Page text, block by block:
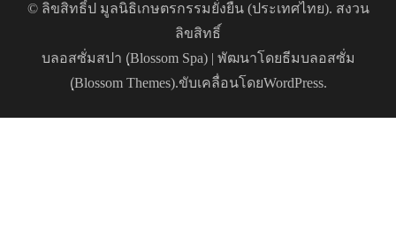
© ลิขสิทธิ์ป มูลนิธิเกษตรกรรมยั่งยืน (ประเทศไทย). สงวน
ลิขสิทธิ์
บลอสซั่มสปา (ฺBlossom Spa) | พัฒนาโดยธีมบลอสซั่ม
(ฺBlossom Themes).ขับเคลื่อนโดยWordPress.